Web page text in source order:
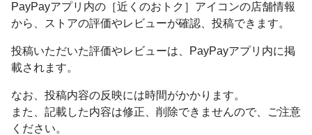
PayPayアプリ内の［近くのおトク］アイコンの店舗情報
から、ストアの評価やレビューが確認、投稿できます。
投稿いただいた評価やレビューは、PayPayアプリ内に掲
載されます。
なお、投稿内容の反映には時間がかかります。
また、記載した内容は修正、削除できませんので、ご注意
ください。